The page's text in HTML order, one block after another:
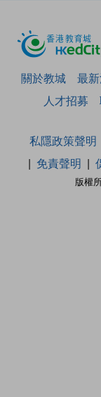
關於教城 最
人才招募
版權
私隱政策聲明
免責聲明